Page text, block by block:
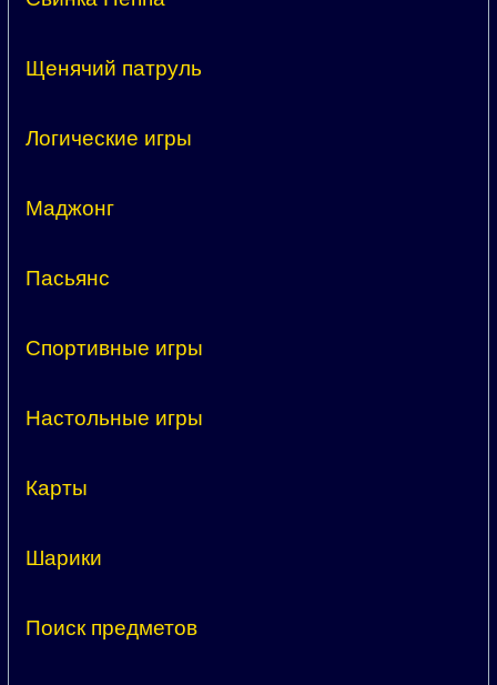
Щенячий патруль
Логические игры
Маджонг
Пасьянс
Спортивные игры
Настольные игры
Карты
Шарики
Поиск предметов